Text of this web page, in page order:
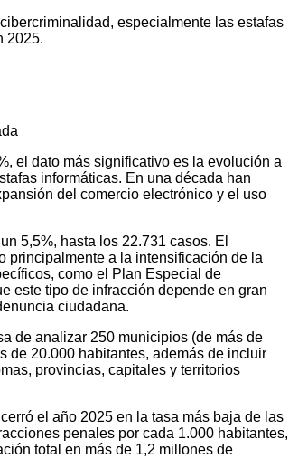
especialmente las estafas
2025.
el dato más significativo es la evolución a
informáticas. En una década han
del comercio electrónico y el uso
5,5%, hasta los 22.731 casos. El
principalmente a la intensificación de la
como el Plan Especial de
este tipo de infracción depende en gran
ciudadana.
de analizar 250 municipios (de más de
de 20.000 habitantes, además de incluir
provincias, capitales y territorios
el año 2025 en la tasa más baja de las
penales por cada 1.000 habitantes,
total en más de 1,2 millones de